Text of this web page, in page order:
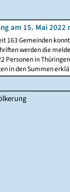
am 15. Mai
163 Gemeinden
werden die
Personen in
in den Summen